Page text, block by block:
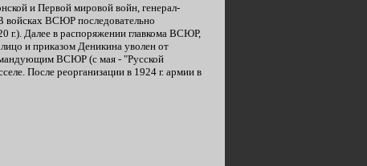
и Первой мировой войн, генерал-
войсках ВСЮР последовательно
г.). Далее в распоряжении главкома ВСЮР,
и приказом Деникина уволен от
ВСЮР (с мая - "Русской
После реорганизации в 1924 г. армии в